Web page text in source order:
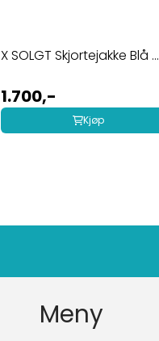
X SOLGT Skjortejakke Blå ...
1.700,-
Kjøp
Meny